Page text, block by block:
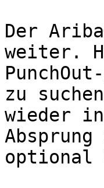
Der
weiter.
zu
wieder
optional